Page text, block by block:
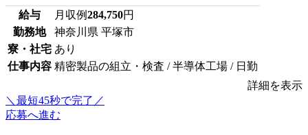
給与 月収例284,750円
勤務地
神奈川県 平塚市
寮・社宅 あり
仕事内容 精密製品の組立・検査 / 半導体工場 / 日勤
詳細を表示
＼最短45秒で完了／
応募へ進む